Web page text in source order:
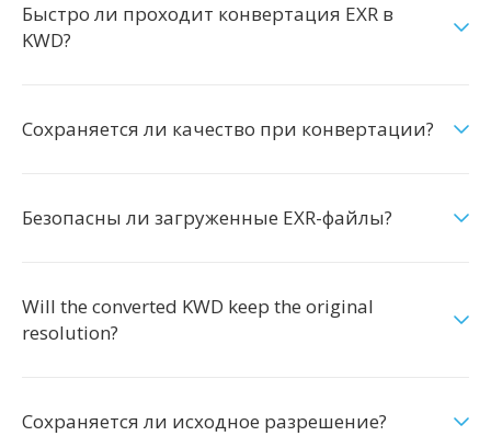
Быстро ли проходит конвертация EXR в
KWD?
Сохраняется ли качество при конвертации?
Безопасны ли загруженные EXR-файлы?
Will the converted KWD keep the original
resolution?
Сохраняется ли исходное разрешение?